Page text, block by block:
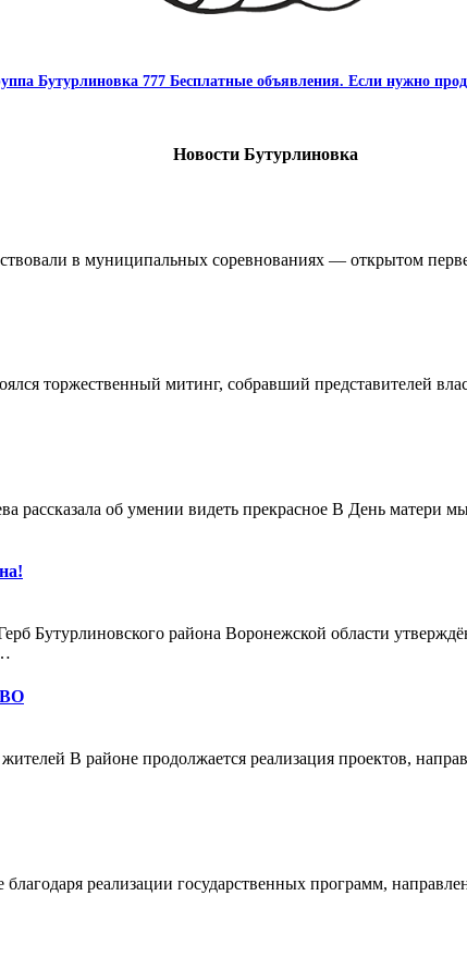
Бутурлиновка 777 Бесплатные объявления. Если нужно
Новости Бутурлиновка
в муниципальных соревнованиях — открытом
торжественный митинг, собравший представителей
рассказала об умении видеть прекрасное В День матери
Бутурлиновского района Воронежской области
В районе продолжается реализация проектов,
реализации государственных программ,